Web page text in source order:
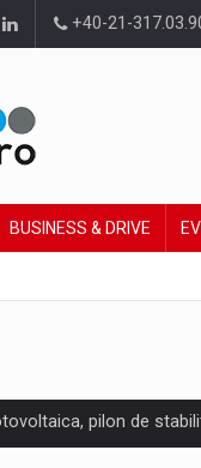
+40-21-
BUSINESS & DRIVE
pilon de